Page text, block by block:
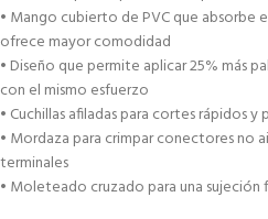
• Mango cubierto de PVC que absorbe
ofrece mayor comodidad
• Diseño que permite aplicar 25% más
con el mismo esfuerzo
• Cuchillas afiladas para cortes rápidos y
• Mordaza para crimpar conectores no
terminales
• Moleteado cruzado para una sujeción